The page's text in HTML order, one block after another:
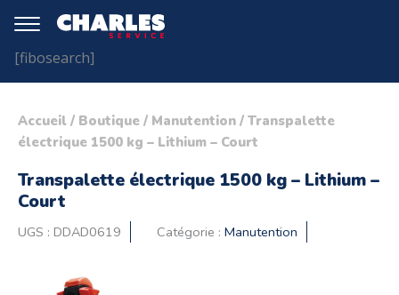
[fibosearch]
Accueil / Boutique / Manutention / Transpalette
électrique 1500 kg – Lithium – Court
Transpalette électrique 1500 kg – Lithium –
Court
UGS : DDAD0619 Catégorie :Manutention